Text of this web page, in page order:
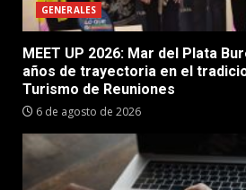
GENERALES
MEET UP 2026: Mar del Plata
años de trayectoria en el
Turismo de Reuniones
6 de agosto de 2026